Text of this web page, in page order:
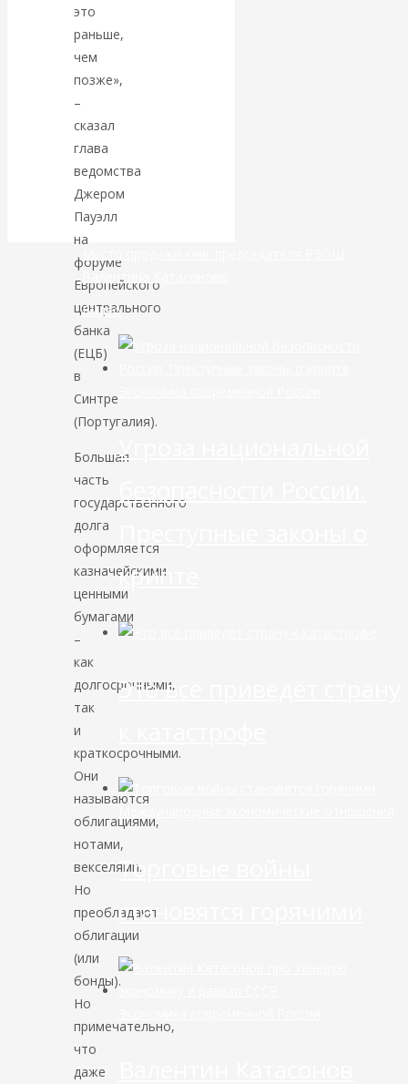
считает, что
кризис в
банковской
сфере России
уже начался
это
раньше,
чем
позже»,
–
сказал
глава
ведомства
Джером
Пауэлл
на
форуме
Европейского
центрального
банка
(ЕЦБ)
в
Синтре
(Португалия).
Большая
часть
государственного
долга
оформляется
казначейскими
ценными
бумагами
–
как
долгосрочными,
так
и
краткосрочными.
Они
называются
облигациями,
нотами,
векселями.
Но
преобладают
облигации
(или
бонды).
Но
примечательно,
что
даже
Валентина Катасонова
Видео
Угроза национальной
крипте
Это всё приведёт страну
Торговые войны
становятся горячими